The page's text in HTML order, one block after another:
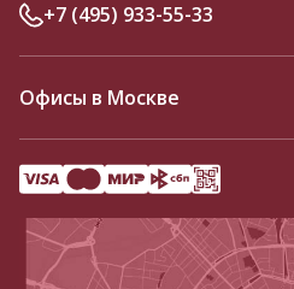
+7 (495) 933-55-33
Офисы в Москве